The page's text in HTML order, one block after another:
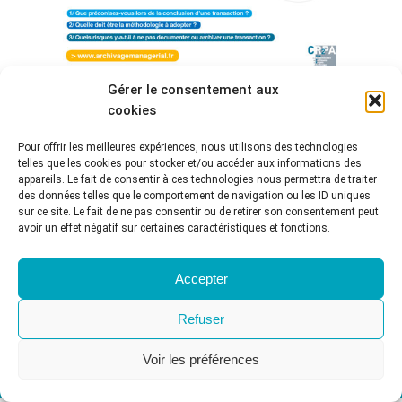
Gérer le consentement aux
cookies
Pour offrir les meilleures expériences, nous utilisons des technologies
telles que les cookies pour stocker et/ou accéder aux informations des
appareils. Le fait de consentir à ces technologies nous permettra de traiter
des données telles que le comportement de navigation ou les ID uniques
sur ce site. Le fait de ne pas consentir ou de retirer son consentement peut
avoir un effet négatif sur certaines caractéristiques et fonctions.
Accepter
Refuser
Voir les préférences
Interviews ParCR2PA 28 janvier 2019
Eric Caprioli, avocat à la Cour de Paris, Docteur en
droit, spécialiste en droit des nouvelles technologies,
de l’informatique et de la communication, VP de la
pour constituer un fichier de preuves en cas de
© CR2PA - 2022. Tous droits réservés